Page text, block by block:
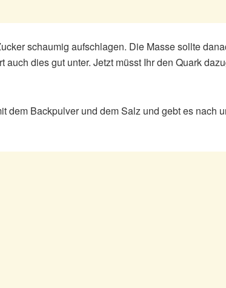
schaumig aufschlagen. Die Masse sollte
auch dies gut unter. Jetzt müsst Ihr den Quark
dem Backpulver und dem Salz und gebt es nach